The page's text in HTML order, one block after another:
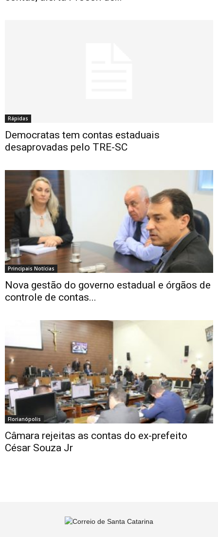
Rápidas
Democratas tem contas estaduais
desaprovadas pelo TRE-SC
Principais Notícias
Nova gestão do governo estadual e órgãos de
controle de contas...
Florianópolis
Câmara rejeitas as contas do ex-prefeito
César Souza Jr